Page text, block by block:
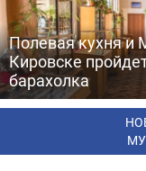
Полевая кухня и
Кировске
барахолка